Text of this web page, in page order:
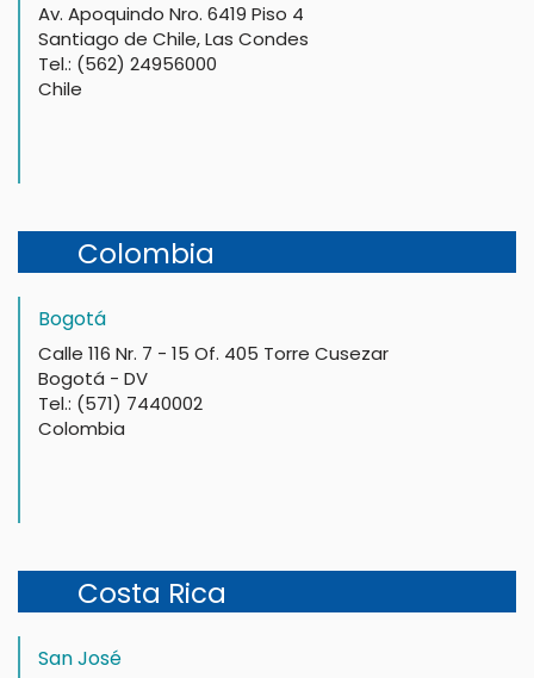
Av. Apoquindo Nro. 6419 Piso 4
Santiago de Chile, Las Condes
Tel.: (562) 24956000
Chile
Colombia
Bogotá
Calle 116 Nr. 7 - 15 Of. 405 Torre Cusezar
Bogotá - DV
Tel.: (571) 7440002
Colombia
Costa Rica
San José